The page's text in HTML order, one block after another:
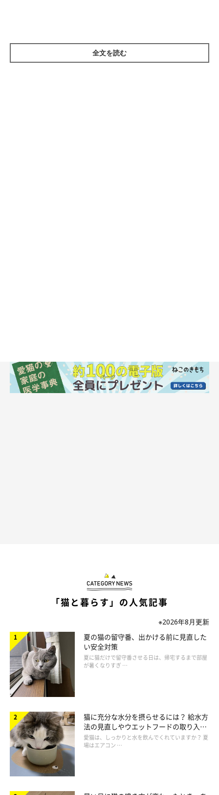
ねこのきもち投稿写真ギャラリー
・飼い主さんを威嚇したり、噛んだりする
・飼い主さんを無視したり、避けたりする
・物を落とすなどのイタズラをする
・鳴く
愛猫がなぜこうしたしぐさや行動を見せるのか、原因となるもの
がないかを考えてあげられるとよいですね。
全文を読む
「猫と暮らす」の人気記事
※2026年8月更新
夏の猫の留守番、出かける前に見直した
い安全対策
夏に猫だけで留守番させる日は、帰宅するまで部屋
が暑くなりすぎ …
猫に充分な水分を摂らせるには？ 給水方
法の見直しやウエットフードの取り入れ
方を解説
愛猫は、しっかりと水を飲んでくれていますか？ 夏
場はエアコン …